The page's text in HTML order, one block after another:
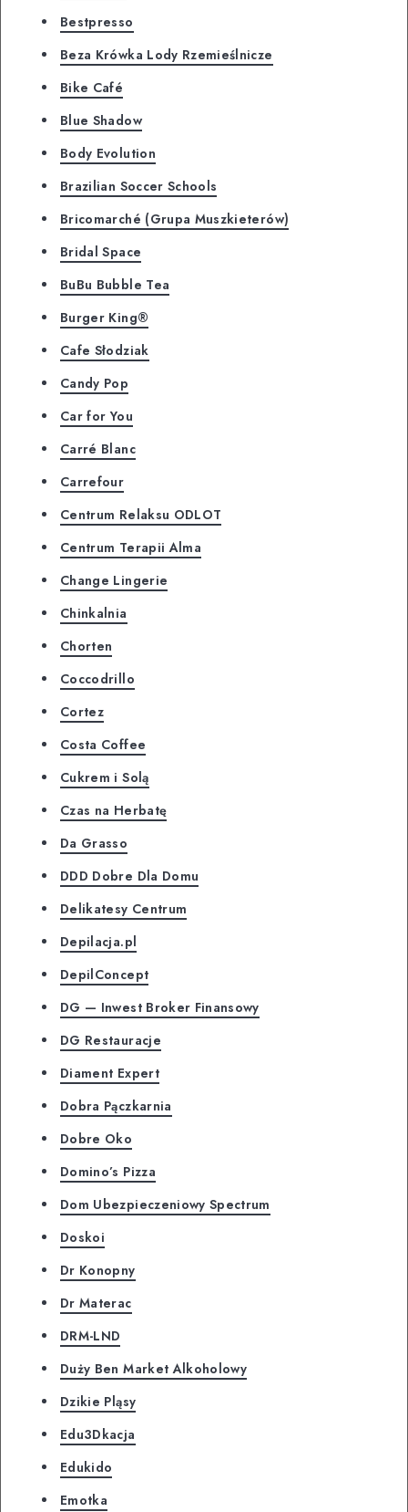
Bestpresso
Beza Krówka Lody Rzemieślnicze
Bike Café
Blue Shadow
Body Evolution
Brazilian Soccer Schools
Bricomarché (Grupa Muszkieterów)
Bridal Space
BuBu Bubble Tea
Burger King®
Cafe Słodziak
Candy Pop
Car for You
Carré Blanc
Carrefour
Centrum Relaksu ODLOT
Centrum Terapii Alma
Change Lingerie
Chinkalnia
Chorten
Coccodrillo
Cortez
Costa Coffee
Cukrem i Solą
Czas na Herbatę
Da Grasso
DDD Dobre Dla Domu
Delikatesy Centrum
Depilacja.pl
DepilConcept
DG — Inwest Broker Finansowy
DG Restauracje
Diament Expert
Dobra Pączkarnia
Dobre Oko
Domino’s Pizza
Dom Ubezpieczeniowy Spectrum
Doskoi
Dr Konopny
Dr Materac
DRM-LND
Duży Ben Market Alkoholowy
Dzikie Pląsy
Edu3Dkacja
Edukido
Emotka